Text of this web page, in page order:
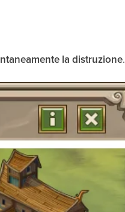
la distruzione.